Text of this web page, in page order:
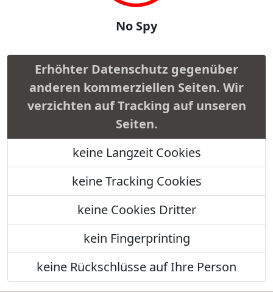
No Spy
Erhöhter Datenschutz gegenüber
anderen kommerziellen Seiten. Wir
verzichten auf Tracking auf unseren
Seiten.
keine Langzeit Cookies
keine Tracking Cookies
keine Cookies Dritter
kein Fingerprinting
keine Rückschlüsse auf Ihre Person